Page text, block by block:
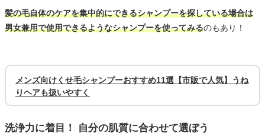
髪の毛自体のケアを集中的にできるシャンプーを探している場合は
男女兼用で使用できるようなシャンプーを使ってみるのもあり！
メンズ向けくせ毛シャンプーおすすめ11選【市販で人気】うね
りヘアも扱いやすく
洗浄力に着目！ 自分の肌質に合わせて選ぼう